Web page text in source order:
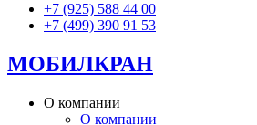
+7 (925) 588 44 00
+7 (499) 390 91 53
МОБИЛКРАН
О компании
О компании